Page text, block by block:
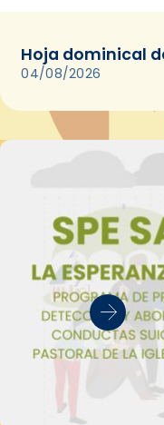
Hoja dominical
04/08/2026